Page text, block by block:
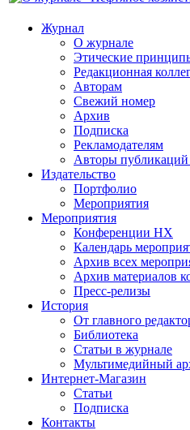
Журнал
О журнале
Этические
Редакционная
Авторам
Свежий номер
Архив
Подписка
Рекламодателям
Авторы публикаций
Издательство
Портфолио
Мероприятия
Мероприятия
Конференции НХ
Календарь
Архив всех
Архив материалов
Пресс-релизы
История
От главного
Библиотека
Статьи в журнале
Мультимедийный
Интернет-Магазин
Статьи
Подписка
Контакты